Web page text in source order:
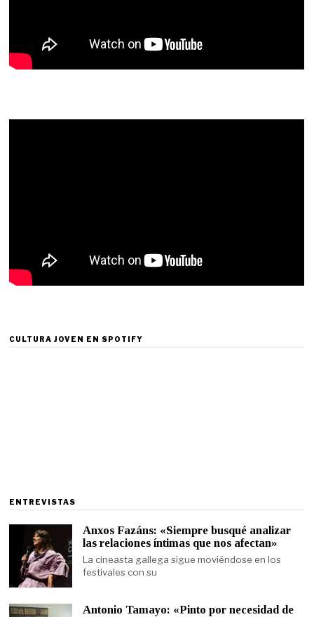
CULTURA JOVEN EN SPOTIFY
ENTREVISTAS
Anxos Fazáns: «Siempre busqué analizar
las relaciones íntimas que nos afectan»
La cineasta gallega sigue moviéndose en los
festivales con su
Antonio Tamayo: «Pinto por necesidad de